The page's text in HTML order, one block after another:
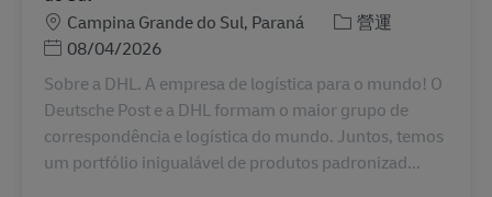
地點Campina Grande do Sul, Paraná 分類營運
Posted Date
08/04/2026
Sobre a DHL. A empresa de logística para o mundo! O
Deutsche Post e a DHL formam o maior grupo de
correspondência e logística do mundo. Juntos, temos
um portfólio inigualável de produtos padronizad...